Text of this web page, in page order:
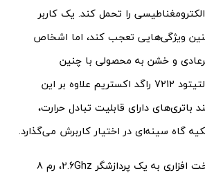
را تحمل کند. یک کاربر
ویژگی‌هایی تعجب کند، اما اشخاص
و خشن به محصولی با چنین
مشخصاتی نیاز دارند. لتیتود 7212 راگد اکستریم علاوه بر این
باتری‌های دارای قابلیت تبادل حرارت،
گاه سینه‌ای در اختیار کاربرش می‌گذارد.
این محصول از نظر سخت افزاری به یک پردازشگر 2.6Ghz، رم 8